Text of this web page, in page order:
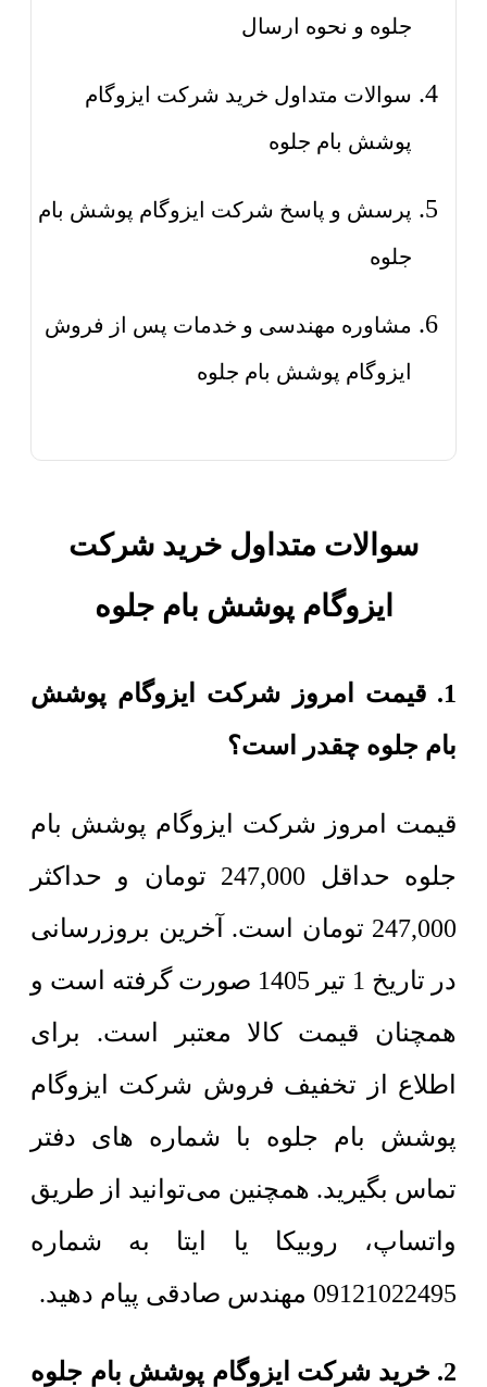
جلوه و نحوه ارسال
سوالات متداول خرید شرکت ایزوگام
پوشش بام جلوه
پرسش و پاسخ شرکت ایزوگام پوشش بام
جلوه
مشاوره مهندسی و خدمات پس از فروش
ایزوگام پوشش بام جلوه
سوالات متداول خرید شرکت
ایزوگام پوشش بام جلوه
1. قیمت امروز شرکت ایزوگام پوشش
بام جلوه چقدر است؟
قیمت امروز شرکت ایزوگام پوشش بام
جلوه حداقل 247,000 تومان و حداکثر
247,000 تومان است. آخرین بروزرسانی
در تاریخ 1 تیر 1405 صورت گرفته است و
همچنان قیمت کالا معتبر است. برای
اطلاع از تخفیف فروش شرکت ایزوگام
پوشش بام جلوه با شماره های دفتر
تماس بگیرید. همچنین می‌توانید از طریق
واتساپ، روبیکا یا ایتا به شماره
09121022495 مهندس صادقی پیام دهید.
2. خرید شرکت ایزوگام پوشش بام جلوه